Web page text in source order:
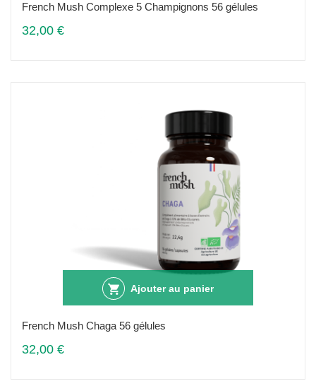
French Mush Complexe 5 Champignons 56 gélules
32,00 €
Ajouter au panier
French Mush Chaga 56 gélules
32,00 €